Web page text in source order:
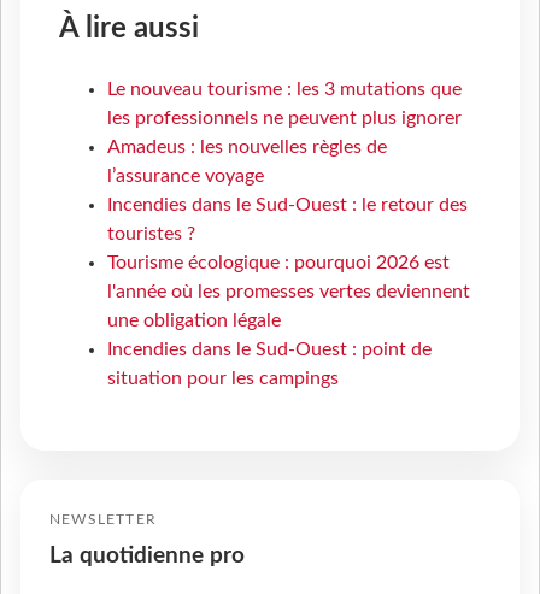
À lire aussi
Le nouveau tourisme : les 3 mutations que
les professionnels ne peuvent plus ignorer
Amadeus : les nouvelles règles de
l’assurance voyage
Incendies dans le Sud-Ouest : le retour des
touristes ?
Tourisme écologique : pourquoi 2026 est
l'année où les promesses vertes deviennent
une obligation légale
Incendies dans le Sud-Ouest : point de
situation pour les campings
NEWSLETTER
La quotidienne pro